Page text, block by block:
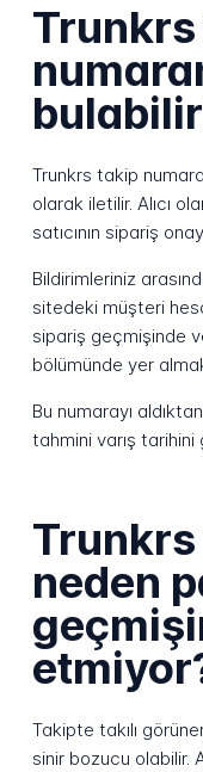
Trunkrs takip
olarak iletilir. Alıcı
satıcının sipariş
Bildirimleriniz
sitedeki müşteri
sipariş geçmişinde
bölümünde yer
Bu numarayı
tahmini varış tarihini
neden
Takipte takılı
sinir bozucu olabilir.